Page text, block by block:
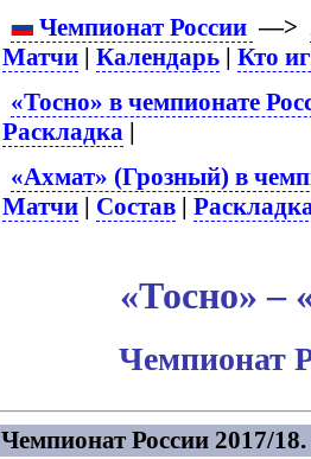
Чемпионат России —>
Матчи |Календарь |Кто
«Тосно» в чемпионате
Раскладка |
«Ахмат» (Грозный) в
Матчи | Состав |
«Тосно» –
Чемпионат
Чемпионат России 2017/